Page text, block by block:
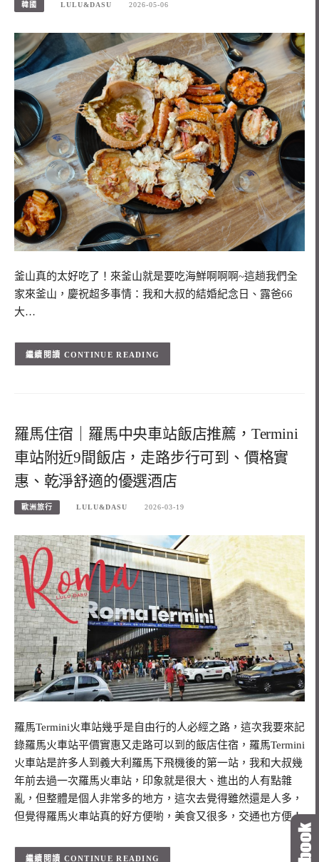
韓國 LULU&DASU 2026-05-06
釜山真的太好吃了！來釜山就是要吃海鮮啊啊啊~這趟我們全
家來釜山，慶祝超多事情：我和大叔的結婚紀念日、露爸66
大…
CONTINUE READING
羅馬住宿｜羅馬中央車站飯店推薦，Termini
車站附近9間飯店，走路步行可到、價格實
惠、乾淨舒適的優選酒店
歐洲旅行 LULU&DASU 2026-03-19
羅馬Termini火車站幾乎是自由行的人必經之路，這次我要來記
錄羅馬火車站平價實惠又走路可以到的飯店住宿，羅馬Termini
火車站是許多人到義大利羅馬下飛機後的第一站，我和大叔幾
年前去過一次羅馬火車站，印象就是很大、進出的人有點雜
亂，但整體是個人非常多的地方，這次去覺得雖然還是人多，
但覺得羅馬火車站真的好方便喲，美食又很多，交通也方便！
CONTINUE READING